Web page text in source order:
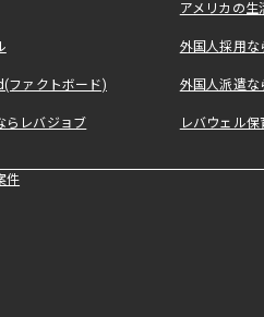
アメリカの
外国人採用
ファクトボード) 外国人派遣な
らレバジョブ レバウェル
件